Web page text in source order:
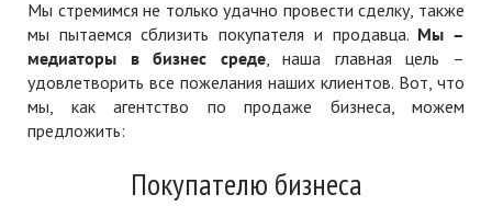
Мы стремимся не только удачно провести сделку, также
мы пытаемся сблизить покупателя и продавца. Мы –
медиаторы в бизнес среде, наша главная цель –
удовлетворить все пожелания наших клиентов. Вот, что
мы, как агентство по продаже бизнеса, можем
предложить:
Покупателю бизнеса